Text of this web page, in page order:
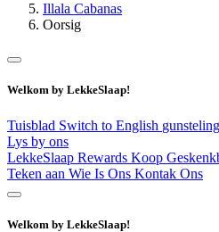
Illala Cabanas
Oorsig
Welkom by LekkeSlaap!
Tuisblad Switch to English
Lys by ons
LekkeSlaap Rewards Koop
Teken aan Wie Is Ons Kontak Ons
Welkom by LekkeSlaap!